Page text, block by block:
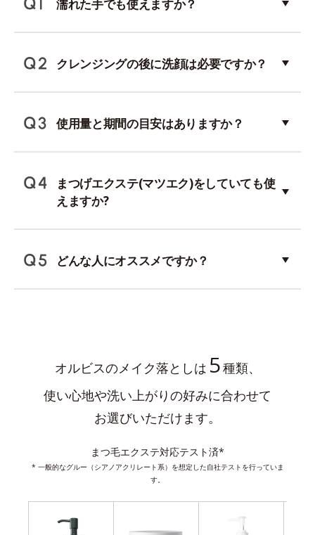
濡れた手でも使えますか？
クレンジングの後に洗顔は必要ですか？
使用量と期間の目安はありますか？
まつげエクステ(マツエク)をしていても使
えますか?
どんな人にオススメですか？
オルビスのメイク落としは 5種類、
使い心地や洗い上がりの好みに合わせて
お選びいただけます。
まつ毛エクステ対応テスト済*
* 一般的なグルー（シアノアクリレート系）を想定した自社テストを行っていま
す。